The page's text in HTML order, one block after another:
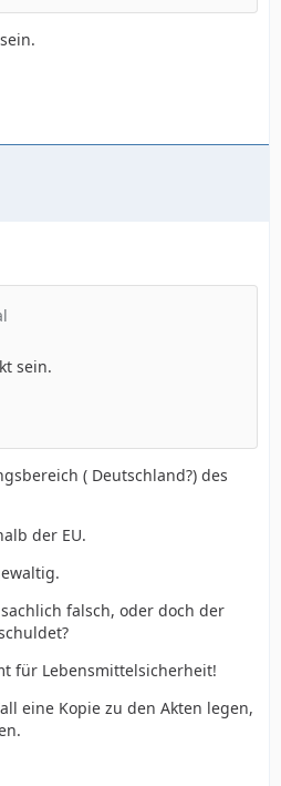
sein.
( Deutschland?) des
der EU.
falsch, oder doch der
für Lebensmittelsicherheit!
eine Kopie zu den Akten legen,